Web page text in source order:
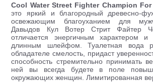
Cool Water Street Fighter Champion For
это яркий и благородный древесно-
освежающим благоуханием для
Давыдов Кул Вотер Стрит Файтер
отличается энергичным характером
длинным шлейфом. Туалетная вода
обладателе смелость, придаст
способность стремительно принимать
ней вы всегда будете в поле
окружающих женщин. Лимитированная